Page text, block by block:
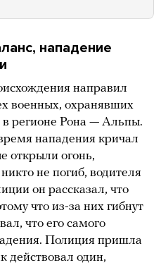
нападение
направил
военных, охранявших
в регионе Рона — Альпы.
нападения кричал
открыли огонь,
не погиб, водителя
он рассказал, что
что из-за них гибнут
что его самого
Полиция пришла
действовал один,